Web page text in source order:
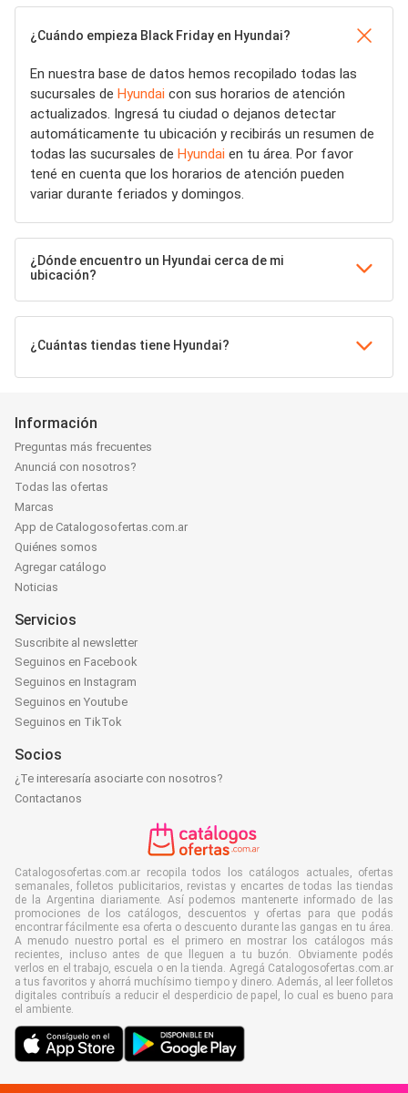
¿Cuándo empieza Black Friday en Hyundai?
En nuestra base de datos hemos recopilado todas las
sucursales de Hyundai con sus horarios de atención
actualizados. Ingresá tu ciudad o dejanos detectar
automáticamente tu ubicación y recibirás un resumen de
todas las sucursales de Hyundai en tu área. Por favor
tené en cuenta que los horarios de atención pueden
variar durante feriados y domingos.
¿Dónde encuentro un Hyundai cerca de mi
ubicación?
¿Cuántas tiendas tiene Hyundai?
Información
Preguntas más frecuentes
Anunciá con nosotros?
Todas las ofertas
Marcas
App de Catalogosofertas.com.ar
Quiénes somos
Agregar catálogo
Noticias
Servicios
Suscribite al newsletter
Seguinos en Facebook
Seguinos en Instagram
Seguinos en Youtube
Seguinos en TikTok
Socios
¿Te interesaría asociarte con nosotros?
Contactanos
Catalogosofertas.com.ar recopila todos los catálogos actuales, ofertas
semanales, folletos publicitarios, revistas y encartes de todas las tiendas
de la Argentina diariamente. Así podemos mantenerte informado de las
promociones de los catálogos, descuentos y ofertas para que podás
encontrar fácilmente esa oferta o descuento durante las gangas en tu área.
A menudo nuestro portal es el primero en mostrar los catálogos más
recientes, incluso antes de que lleguen a tu buzón. Obviamente podés
verlos en el trabajo, escuela o en la tienda. Agregá Catalogosofertas.com.ar
a tus favoritos y ahorrá muchísimo tiempo y dinero. Además, al leer folletos
digitales contribuís a reducir el desperdicio de papel, lo cual es bueno para
el ambiente.